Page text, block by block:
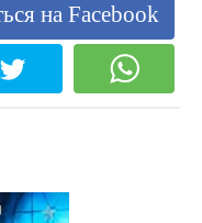
на Facebook